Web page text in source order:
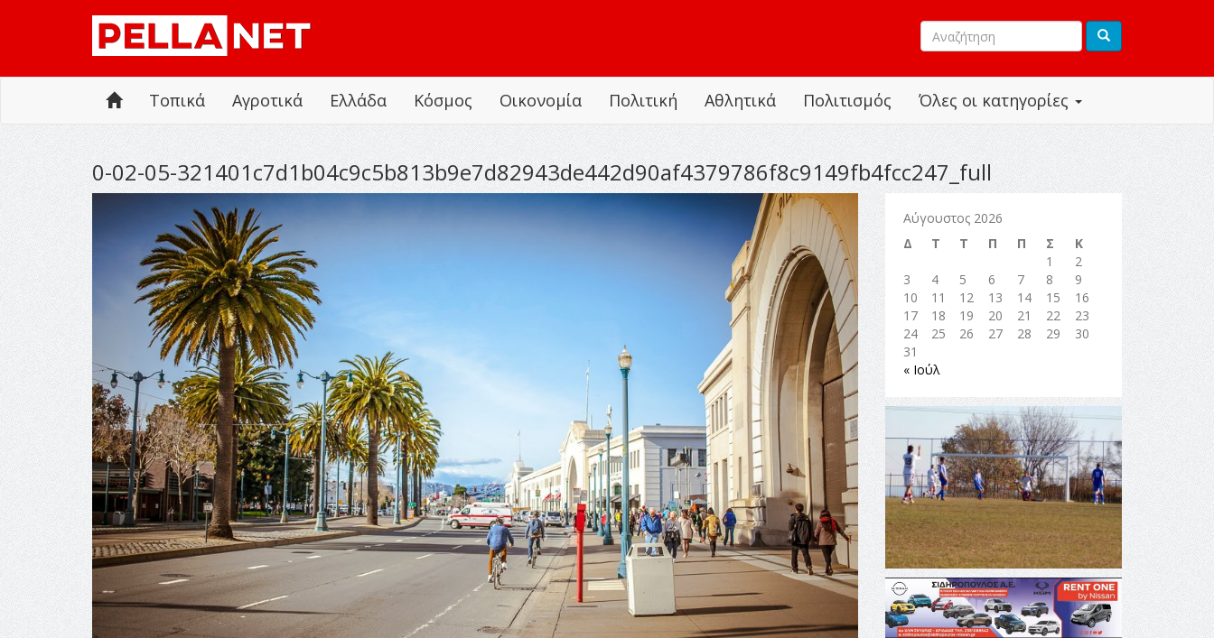
Όλες οι κατηγορίες
Τοπικά Αγροτικά Ελλάδα Κόσμος Οικονομία Πολιτική Αθλητικά Πολιτισμός
0-02-05-321401c7d1b04c9c5b813b9e7d82943de442d90af4379786f8c9149fb4fcc247_full
Αύγουστος 2026
Δ
Τ Τ Π Π Σ
Κ
1
2
3
4 5 6 7 8
9
10
11 12 13 14 15
16
17
18 19 20 21 22
23
24
25 26 27 28 29
30
31
« Ιούλ